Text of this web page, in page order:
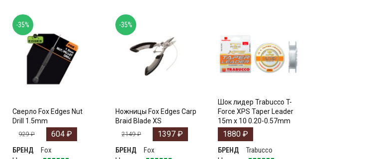
Сверло Fox Edges Nut
Drill 1.5mm
929₽ 604 ₽
БРЕНД
Fox
-35%
Ножницы Fox Edges Carp
Braid Blade XS
2149₽ 1397 ₽
БРЕНД
Fox
-35%
Шок лидер Trabucco T-
Force XPS Taper Leader
15m x 10 0.20-0.57mm
1880₽
БРЕНД
Trabucco